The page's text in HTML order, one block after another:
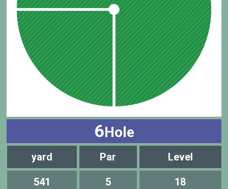
6Hole
yard Par Level
541 5 18